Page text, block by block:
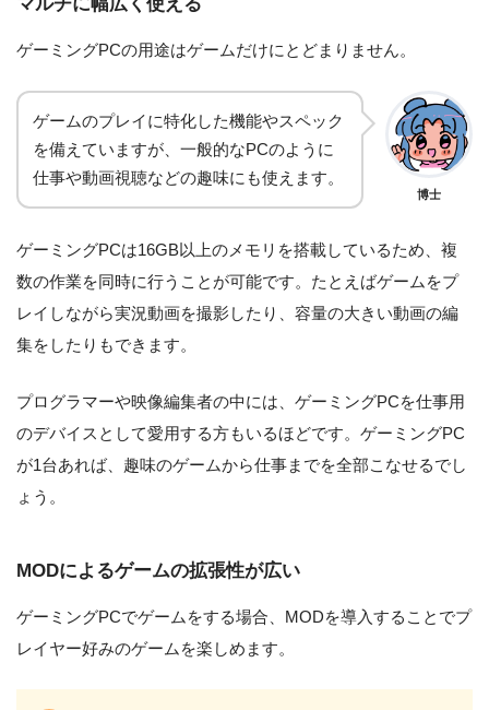
マルチに幅広く使える
ゲーミングPCの用途はゲームだけにとどまりません。
ゲームのプレイに特化した機能やスペック
を備えていますが、一般的なPCのように
仕事や動画視聴などの趣味にも使えます。
博士
ゲーミングPCは16GB以上のメモリを搭載しているため、複
数の作業を同時に行うことが可能です。たとえばゲームをプ
レイしながら実況動画を撮影したり、容量の大きい動画の編
集をしたりもできます。
プログラマーや映像編集者の中には、ゲーミングPCを仕事用
のデバイスとして愛用する方もいるほどです。ゲーミングPC
が1台あれば、趣味のゲームから仕事までを全部こなせるでし
ょう。
MODによるゲームの拡張性が広い
ゲーミングPCでゲームをする場合、MODを導入することでプ
レイヤー好みのゲームを楽しめます。